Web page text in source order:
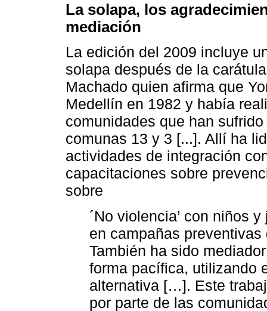
La solapa, los
mediación
La edición del 2009 incluye
solapa después de la
Machado quien afirma que
Medellín en 1982 y había
comunidades que han
comunas 13 y 3 [...]. Allí ha
actividades de integración
capacitaciones sobre
sobre
´No violencia’ con niños
en campañas
También ha sido
forma pacífica, utilizando
alternativa […]. Este
por parte de las